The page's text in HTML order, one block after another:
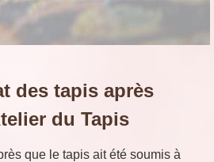
des tapis après
du Tapis
que le tapis ait été soumis à